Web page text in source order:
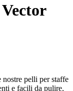
pelli per staffe
e facili da pulire,